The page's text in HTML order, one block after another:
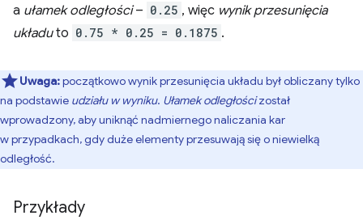
a ułamek odległości– 0.25 , więc wynik przesunięcia
układuto 0.75 * 0.25 = 0.1875 .
Uwaga:początkowo wynik przesunięcia układu był obliczany tylko
na podstawie udziału w wyniku. Ułamek odległościzostał
wprowadzony, aby uniknąć nadmiernego naliczania kar
w przypadkach, gdy duże elementy przesuwają się o niewielką
odległość.
Przykłady